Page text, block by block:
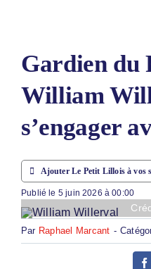
ABONNEMENTS
NOUS CONTACTER
NOUS SUIVRE
Gardien du
William
s’engager
Ajouter Le Petit Lillois à vos
Publié le 5 juin 2026 à 00:00
Par Raphael Marcant -